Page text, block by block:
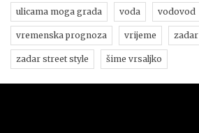
ulicama moga grada voda vodovod
vremenska prognoza vrijeme zadar
zadar street style šime vrsaljko